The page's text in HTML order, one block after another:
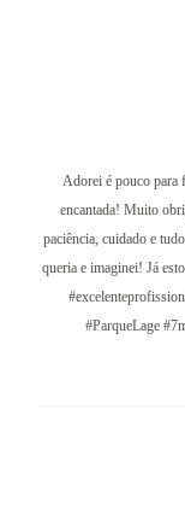
Adorei é pouco para
encantada! Muito
paciência, cuidado e
queria e imaginei! Já
#ParqueLage